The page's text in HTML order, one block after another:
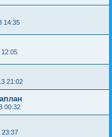
14:35
21:02
00:32
23:37